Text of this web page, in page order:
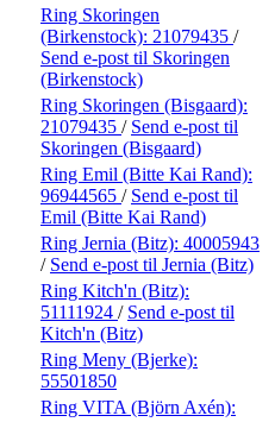
Ring Skoringen
(Birkenstock): 21079435 /
Send e-post til Skoringen
(Birkenstock)
Ring Skoringen (Bisgaard):
21079435 / Send e-post til
Skoringen (Bisgaard)
Ring Emil (Bitte Kai Rand):
96944565 / Send e-post til
Emil (Bitte Kai Rand)
Ring Jernia (Bitz): 40005943
/ Send e-post til Jernia (Bitz)
Ring Kitch'n (Bitz):
51111924 / Send e-post til
Kitch'n (Bitz)
Ring Meny (Bjerke):
55501850
Ring VITA (Björn Axén):